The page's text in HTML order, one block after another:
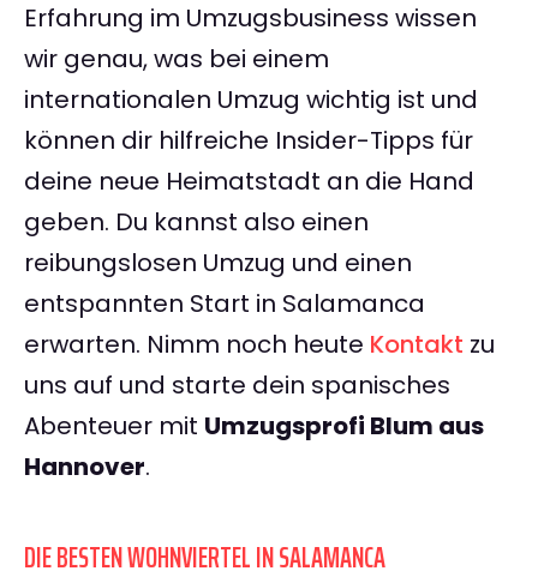
Erfahrung im Umzugsbusiness wissen
wir genau, was bei einem
internationalen Umzug wichtig ist und
können dir hilfreiche Insider-Tipps für
deine neue Heimatstadt an die Hand
geben. Du kannst also einen
reibungslosen Umzug und einen
entspannten Start in Salamanca
erwarten. Nimm noch heute Kontakt zu
uns auf und starte dein spanisches
Abenteuer mit Umzugsprofi Blum aus
Hannover.
DIE BESTEN WOHNVIERTEL IN SALAMANCA